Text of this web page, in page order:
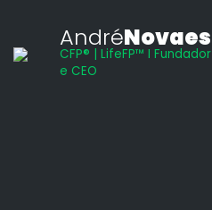
AndréNovaes
CFP® | LifeFP™ I Fundador
e CEO